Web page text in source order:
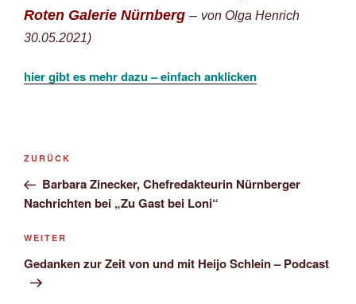
Roten Galerie Nürnberg – von Olga Henrich
30.05.2021)
hier gibt es mehr dazu – einfach anklicken
Beitragsnavigation
Vorheriger
Beitrag
ZURÜCK
Barbara Zinecker, Chefredakteurin Nürnberger
Nachrichten bei „Zu Gast bei Loni“
Nächster
Beitrag
WEITER
Gedanken zur Zeit von und mit Heijo Schlein – Podcast